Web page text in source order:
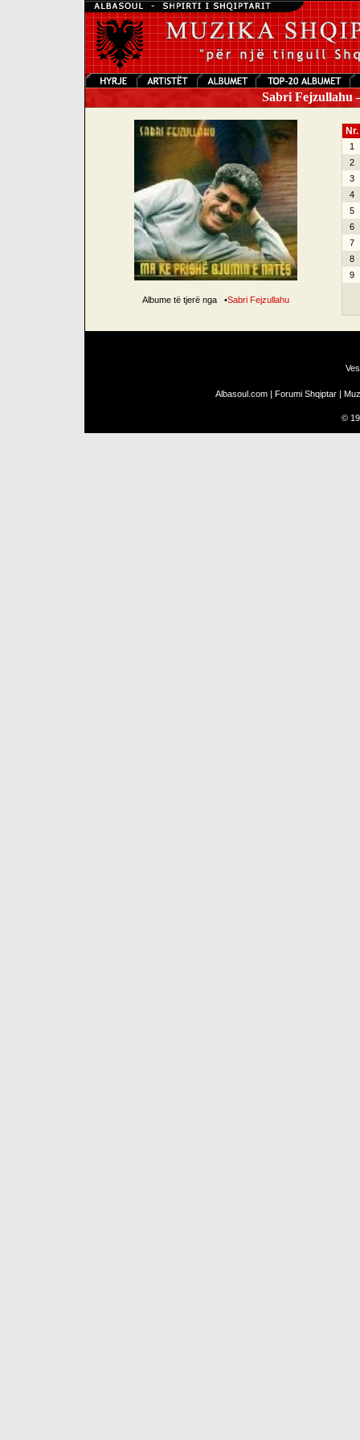
Sabri Fejzullahu
Albume të tjerë nga •Sabri Fejzullahu
Nr.
1
2
3
4
5
6
7
8
9
Albasoul.com | Forumi Shqiptar |
©